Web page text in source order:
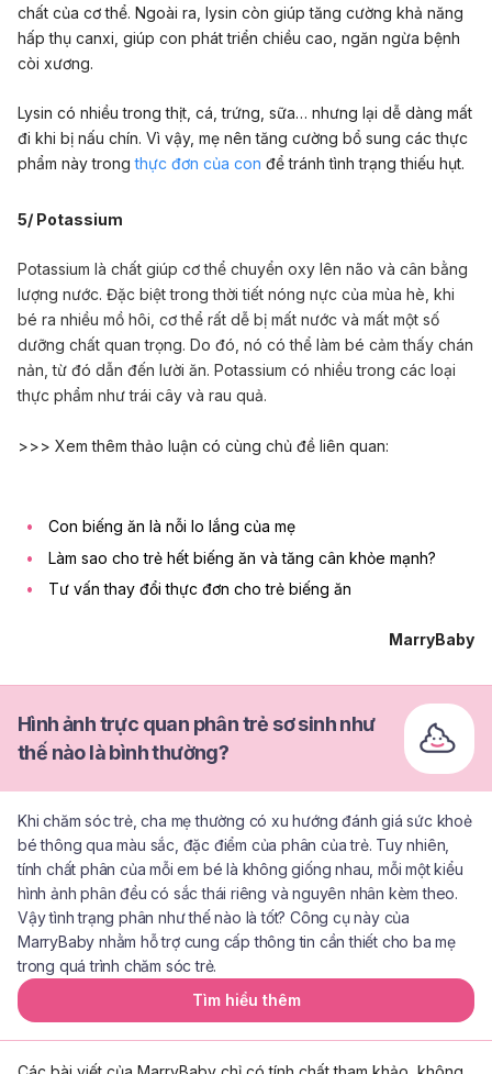
chất của cơ thể. Ngoài ra, lysin còn giúp tăng cường khả năng
hấp thụ canxi, giúp con phát triển chiều cao, ngăn ngừa bệnh
còi xương.
Lysin có nhiều trong thịt, cá, trứng, sữa… nhưng lại dễ dàng mất
đi khi bị nấu chín. Vì vậy, mẹ nên tăng cường bổ sung các thực
phẩm này trongthực đơn của con để tránh tình trạng thiếu hụt.
5/ Potassium
Potassium là chất giúp cơ thể chuyển oxy lên não và cân bằng
lượng nước. Đặc biệt trong thời tiết nóng nực của mùa hè, khi
bé ra nhiều mồ hôi, cơ thể rất dễ bị mất nước và mất một số
dưỡng chất quan trọng. Do đó, nó có thể làm bé cảm thấy chán
nản, từ đó dẫn đến lười ăn. Potassium có nhiều trong các loại
thực phẩm như trái cây và rau quả.
>>> Xem thêm thảo luận có cùng chủ đề liên quan:
Con biếng ăn là nỗi lo lắng của mẹ
Làm sao cho trẻ hết biếng ăn và tăng cân khỏe mạnh?
Tư vấn thay đổi thực đơn cho trẻ biếng ăn
MarryBaby
Hình ảnh trực quan phân trẻ sơ sinh như
thế nào là bình thường?
Khi chăm sóc trẻ, cha mẹ thường có xu hướng đánh giá sức khoẻ
bé thông qua màu sắc, đặc điểm của phân của trẻ. Tuy nhiên,
tính chất phân của mỗi em bé là không giống nhau, mỗi một kiểu
hình ảnh phân đều có sắc thái riêng và nguyên nhân kèm theo.
Vậy tình trạng phân như thế nào là tốt? Công cụ này của
MarryBaby nhằm hỗ trợ cung cấp thông tin cần thiết cho ba mẹ
trong quá trình chăm sóc trẻ.
Tìm hiểu thêm